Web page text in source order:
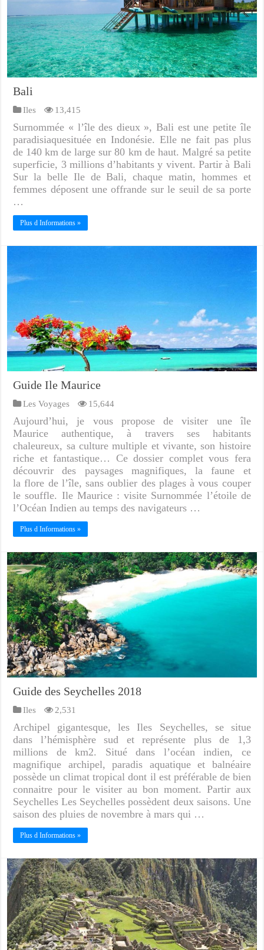
Bali
Iles 13,415
Surnommée « l’île des dieux », Bali est une petite île
paradisiaquesituée en Indonésie. Elle ne fait pas plus
de 140 km de large sur 80 km de haut. Malgré sa petite
superficie, 3 millions d’habitants y vivent. Partir à Bali
Sur la belle Ile de Bali, chaque matin, hommes et
femmes déposent une offrande sur le seuil de sa porte
…
Plus d Informations »
Guide Ile Maurice
Les Voyages 15,644
Aujourd’hui, je vous propose de visiter une île
Maurice authentique, à travers ses habitants
chaleureux, sa culture multiple et vivante, son histoire
riche et fantastique… Ce dossier complet vous fera
découvrir des paysages magnifiques, la faune et
la flore de l’île, sans oublier des plages à vous couper
le souffle. Ile Maurice : visite Surnommée l’étoile de
l’Océan Indien au temps des navigateurs …
Plus d Informations »
Guide des Seychelles 2018
Iles 2,531
Archipel gigantesque, les Iles Seychelles, se situe
dans l’hémisphère sud et représente plus de 1,3
millions de km2. Situé dans l’océan indien, ce
magnifique archipel, paradis aquatique et balnéaire
possède un climat tropical dont il est préférable de bien
connaitre pour le visiter au bon moment. Partir aux
Seychelles Les Seychelles possèdent deux saisons. Une
saison des pluies de novembre à mars qui …
Plus d Informations »